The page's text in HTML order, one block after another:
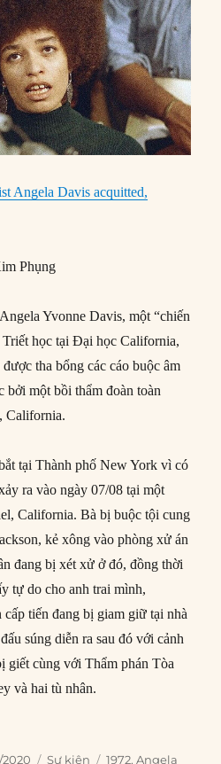
Angela Davis acquitted,
Phụng
Yvonne Davis, một “chiến
học tại Đại học California,
tha bổng các cáo buộc âm
bởi một bồi thẩm đoàn toàn
California.
tại Thành phố New York vì có
ra vào ngày 07/08 tại một
California. Bà bị buộc tội cung
kẻ xông vào phòng xử án
đang bị xét xử ở đó, đồng thời
tự do cho anh trai mình,
tiến đang bị giam giữ tại nhà
súng diễn ra sau đó với cảnh
giết cùng với Thẩm phán Tòa
và hai tù nhân.
Nhà hoạt động cộng sản Angela
Categories
Sự kiện Tags
1972,Angela